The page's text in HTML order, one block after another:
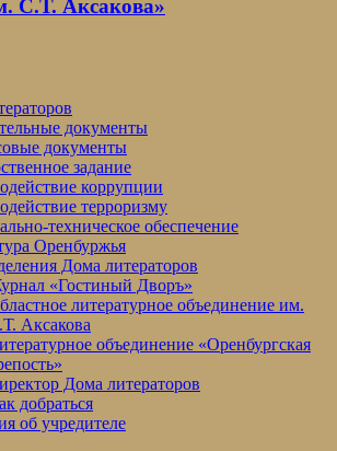
С.Т. Аксакова»
документы
документы
задание
коррупции
терроризму
техническое обеспечение
Оренбуржья
Дома литераторов
«Гостиный Дворъ»
литературное объединение им.
Аксакова
объединение «Оренбургская
Дома литераторов
добраться
об учредителе